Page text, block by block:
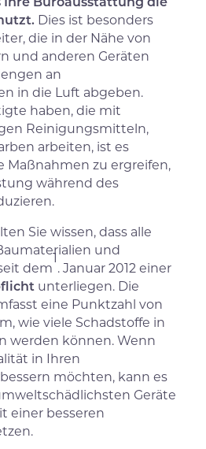
Dies ist besonders
die in der Nähe von
und anderen Geräten
an
in die Luft abgeben.
haben, die mit
Reinigungsmitteln,
arbeiten, ist es
Maßnahmen zu ergreifen,
während des
Sie wissen, dass alle
und
dem
1
. Januar 2012 einer
unterliegen. Die
eine Punktzahl von
wie viele Schadstoffe in
werden können. Wenn
in Ihren
möchten, kann es
Geräte
einer besseren